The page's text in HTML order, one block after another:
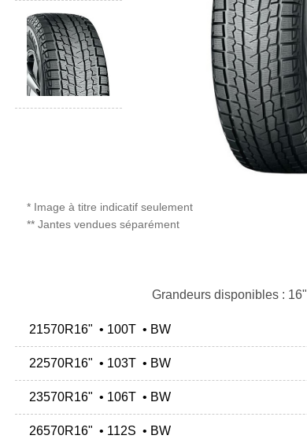
* Image à titre indicatif seulement
** Jantes vendues séparément
Grandeurs disponibles : 16"
21570R16" • 100T • BW
22570R16" • 103T • BW
23570R16" • 106T • BW
26570R16" • 112S • BW